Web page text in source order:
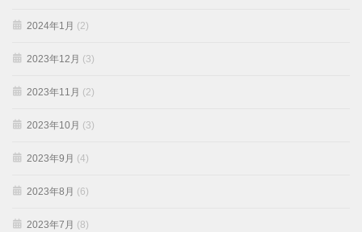
2024年1月 (2)
2023年12月 (3)
2023年11月 (2)
2023年10月 (3)
2023年9月 (4)
2023年8月 (6)
2023年7月 (8)